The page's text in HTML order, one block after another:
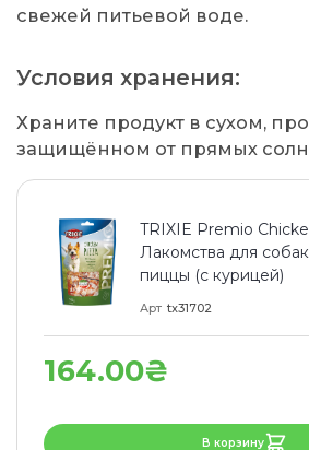
свежей питьевой воде.
Условия хранения:
Храните продукт в сухом,
защищённом от прямых
TRIXIE Premio
Лакомства для
пиццы (с курицей)
Арт tx31702
164.00₴
В корзину